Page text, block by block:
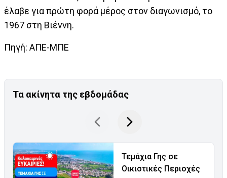
έλαβε για πρώτη φορά μέρος στον διαγωνισμό, το
1967 στη Βιέννη.
Πηγή: ΑΠΕ-ΜΠΕ
Τα ακίνητα της εβδομάδας
Τεμάχια Γης σε
Οικιστικές Περιοχές